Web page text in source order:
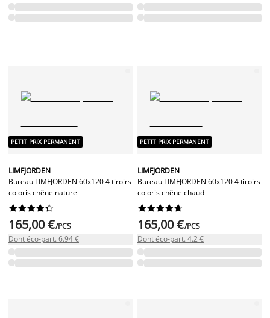
PETIT PRIX PERMANENT
LIMFJORDEN
Bureau LIMFJORDEN 60x120 4 tiroirs
coloris chêne naturel






165,00 €/PCS
Dont éco-part. 6.94 €
PETIT PRIX PERMANENT
LIMFJORDEN
Bureau LIMFJORDEN 60x120 4 tiroirs
coloris chêne chaud






165,00 €/PCS
Dont éco-part. 4.2 €